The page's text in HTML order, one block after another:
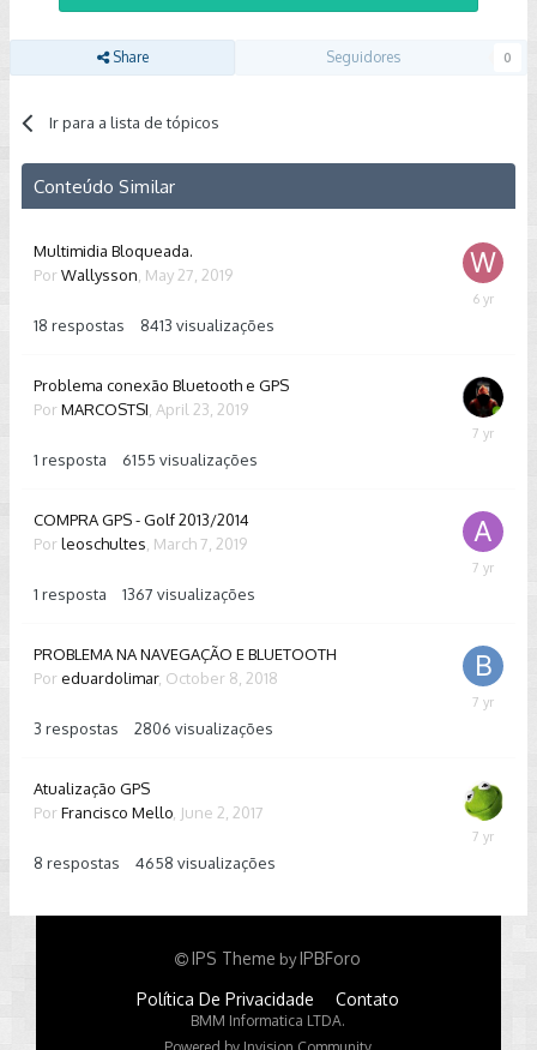
Share Seguidores 0
Ir para a lista de tópicos
Conteúdo Similar
Multimidia Bloqueada.
Por Wallysson May 27, 2019
18 respostas 8413 visualizações
April
Problema conexão Bluetooth e GPS
Por MARCOSTSI April 23, 2019
1 resposta 6155 visualizações
April
COMPRA GPS - Golf 2013/2014
Por leoschultes March 7, 2019
1 resposta 1367 visualizações
March
PROBLEMA NA NAVEGAÇÃO E BLUETOOTH
Por eduardolimar, October 8, 2018
3 respostas 2806 visualizações
Atualização GPS
Por Francisco Mello June 2, 2017
8 respostas 4658 visualizações
IPS Theme byIPBForo
Política De Privacidade Contato
BMM Informatica LTDA.